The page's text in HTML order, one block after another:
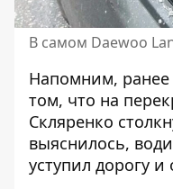
В самом Daewoo
Напомним,
том, что на
Скляренко
выяснилось,
уступил дорогу и